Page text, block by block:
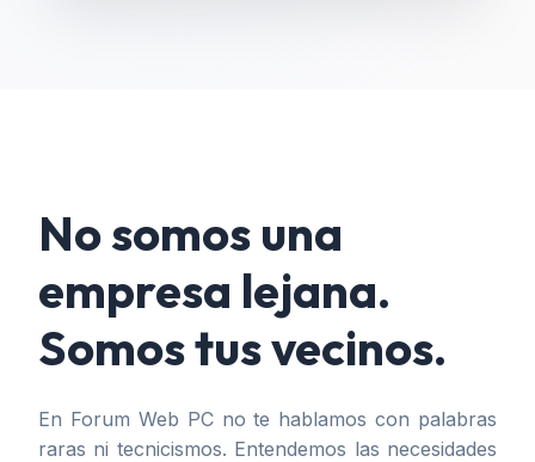
No somos una
empresa lejana.
Somos tus vecinos.
En Forum Web PC no te hablamos con palabras
raras ni tecnicismos. Entendemos las necesidades